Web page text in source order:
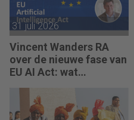
31 juli 2026
Vincent Wanders RA
over de nieuwe fase van
EU AI Act: wat
regelen